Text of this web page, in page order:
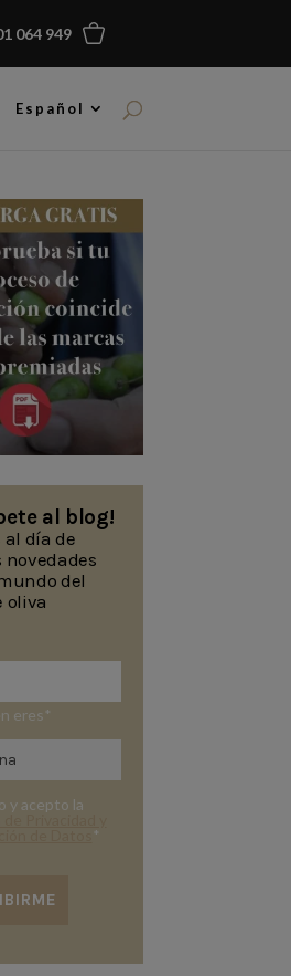
064 949
Español
al blog!
al día de
novedades
del
oliva
eres *
y acepto la
*